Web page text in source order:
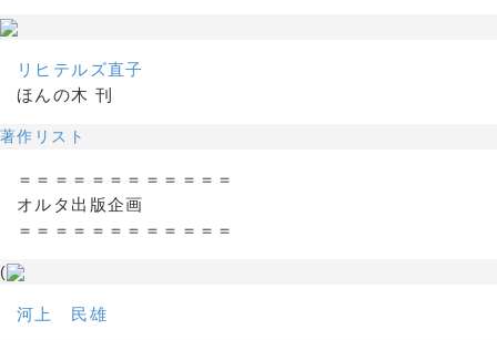
リヒテルズ直子
ほんの木 刊
著作リスト
＝＝＝＝＝＝＝＝＝＝＝＝
オルタ出版企画
＝＝＝＝＝＝＝＝＝＝＝＝
(
河上 民雄